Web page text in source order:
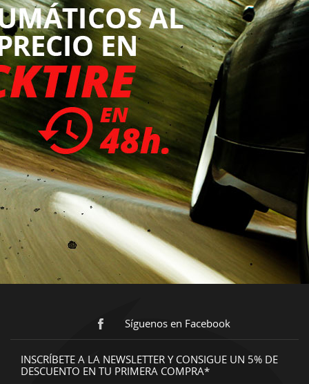
Síguenos en Facebook
INSCRÍBETE A LA NEWSLETTER Y CONSIGUE UN 5% DE
DESCUENTO EN TU PRIMERA COMPRA*